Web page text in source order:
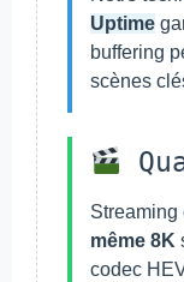
Uptime
buffering
scènes
Streaming
même 8K
codec